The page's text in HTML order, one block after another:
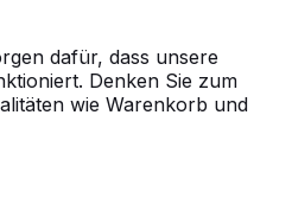
dafür, dass unsere
Denken Sie zum
wie Warenkorb und